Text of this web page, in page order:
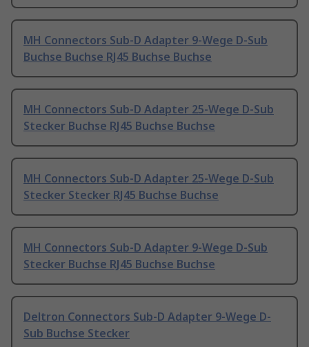
MH Connectors Sub-D Adapter 9-Wege D-Sub
Buchse Buchse RJ45 Buchse Buchse
MH Connectors Sub-D Adapter 25-Wege D-Sub
Stecker Buchse RJ45 Buchse Buchse
MH Connectors Sub-D Adapter 25-Wege D-Sub
Stecker Stecker RJ45 Buchse Buchse
MH Connectors Sub-D Adapter 9-Wege D-Sub
Stecker Buchse RJ45 Buchse Buchse
Deltron Connectors Sub-D Adapter 9-Wege D-
Sub Buchse Stecker